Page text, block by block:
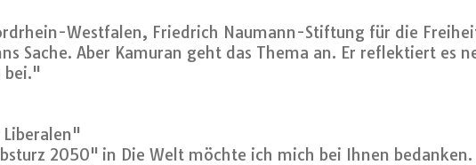
Westfalen, Friedrich Naumann-Stiftung für die
Sache. Aber Kamuran geht das Thema an. Er reflektiert
bei."
2050" in Die Welt möchte ich mich bei Ihnen